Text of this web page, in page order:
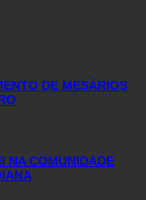
DE MESÁRIOS
NA COMUNIDADE